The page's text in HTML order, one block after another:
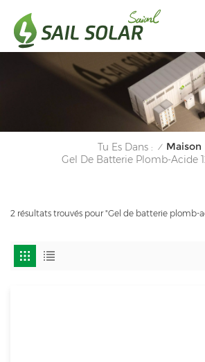
Tu Es Dans : / Maison
Gel De Batterie Plomb-Acide
2 résultats trouvés pour "Gel de batterie plomb-